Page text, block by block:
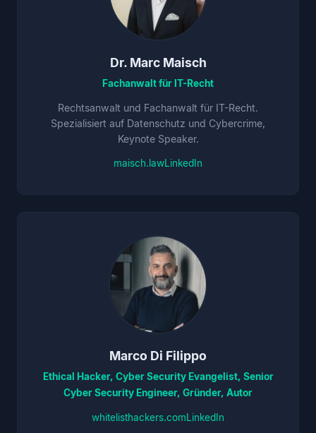
Dr. Marc Maisch
Fachanwalt für IT-Recht
Rechtsanwalt und Fachanwalt für IT-Recht.
Spezialisiert auf Datenschutz und Cybercrime,
Keynote Speaker.
maisch.lawLinkedIn
Marco Di Filippo
Ethical Hacker, Cyber Security Evangelist, Senior
Cyber Security Engineer, Gründer, Autor
whitelisthackers.com LinkedIn